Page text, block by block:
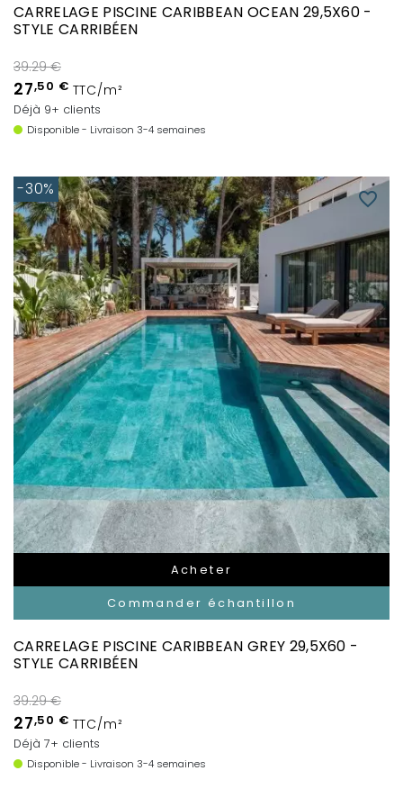
CARRELAGE PISCINE CARIBBEAN OCEAN 29,5X60 -
STYLE CARRIBÉEN
39.29 €
27,50 € TTC/m²
Déjà 9+ clients
Disponible - Livraison 3-4 semaines
Acheter
Commander échantillon
favorite_border
CARRELAGE PISCINE CARIBBEAN GREY 29,5X60 -
STYLE CARRIBÉEN
39.29 €
27,50 € TTC/m²
Déjà 7+ clients
Disponible - Livraison 3-4 semaines
-30%